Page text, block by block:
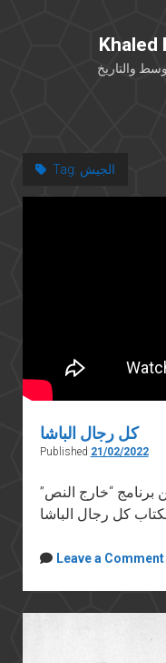
والتاريخ
Tag: الجيش
كل رجال الباشا
Published 21/02/2022
يوم الأحد ٢٠ فبراير ٢٠٢٢ من برنامج “خارج النص”
Leave a Comment